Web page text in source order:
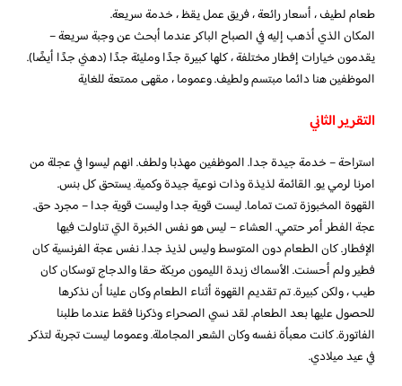
طعام لطيف ، أسعار رائعة ، فريق عمل يقظ ، خدمة سريعة.
المكان الذي أذهب إليه في الصباح الباكر عندما أبحث عن وجبة سريعة –
يقدمون خيارات إفطار مختلفة ، كلها كبيرة جدًا ومليئة جدًا (دهني جدًا أيضًا).
الموظفين هنا دائما مبتسم ولطيف. وعموما ، مقهى ممتعة للغاية
التقرير الثاني
استراحة – خدمة جيدة جدا. الموظفين مهذبا ولطف. انهم ليسوا في عجلة من
امرنا لرمي يو. القائمة لذيذة وذات نوعية جيدة وكمية. يستحق كل بنس.
القهوة المخبوزة تمت تماما. ليست قوية جدا وليست قوية جدا – مجرد حق.
عجة الفطر أمر حتمي. العشاء – ليس هو نفس الخبرة التي تناولت فيها
الإفطار. كان الطعام دون المتوسط ​​وليس لذيذ جدا. نفس عجة الفرنسية كان
فطير ولم أحسنت. الأسماك زبدة الليمون مربكة حقا والدجاج توسكان كان
طيب ، ولكن كبيرة. تم تقديم القهوة أثناء الطعام وكان علينا أن نذكرها
للحصول عليها بعد الطعام. لقد نسي الصحراء وذكرنا فقط عندما طلبنا
الفاتورة. كانت معبأة نفسه وكان الشعر المجاملة. وعموما ليست تجربة لتذكر
في عيد ميلادي.